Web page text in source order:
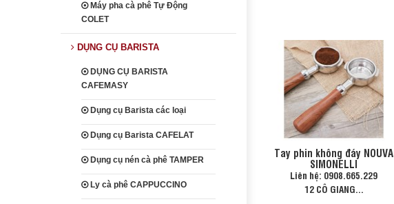
Máy pha cà phê Tự Động
COLET
DỤNG CỤ BARISTA
DỤNG CỤ BARISTA
CAFEMASY
Dụng cụ Barista các loại
Dụng cụ Barista CAFELAT
Dụng cụ nén cà phê TAMPER
Ly cà phê CAPPUCCINO
Tay phin không đáy NOUVA
SIMONELLI
Liên hệ: 0908.665.229
12 CÔ GIANG...